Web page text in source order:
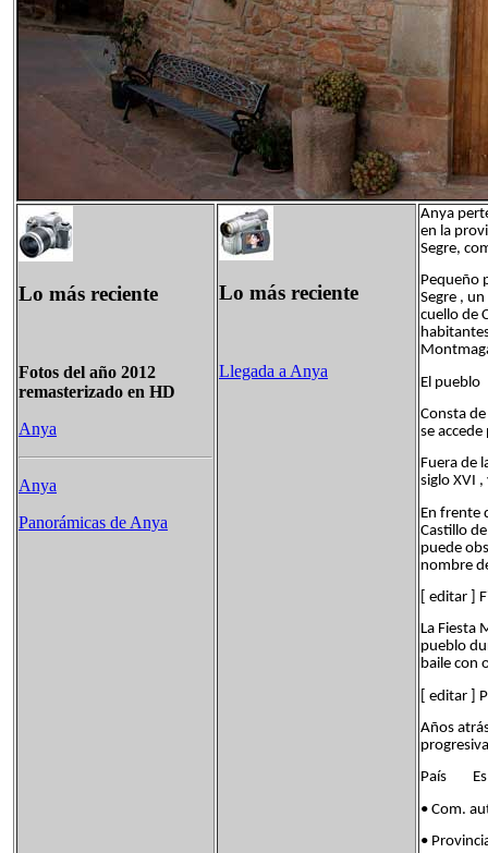
Lo más reciente
Fotos del año 2012
remasterizado en HD
Anya
Anya
Panorámicas de Anya
Lo más reciente
Llegada a Anya
Anya
en la
Segre,
Pequeño
Segre ,
cuello de
El pueblo
Consta
se
Fuera de
siglo XVI
En frente
Castillo
puede
nombre
[ editar ]
La Fiesta
pueblo
baile con
[ editar ]
Años
País
• Com.
•